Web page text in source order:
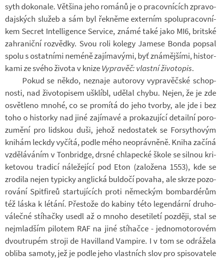
syth do­ko­nale. Vět­šina jeho ro­mánů je o pra­cov­ní­cích zpra­vo­
daj­ských slu­žeb a sám byl řek­něme ex­ter­ním spo­lu­pra­cov­ní­
kem Secret In­tel­li­gence Ser­vice, známé také jako MI6, brit­ské
za­hra­niční roz­vědky. Svou roli ko­legy Ja­mese Bonda po­psal
spolu s ostat­ními neméně za­jí­ma­vými, byť zná­měj­šími, his­tor­
kami ze svého ži­vota v knizeVy­pra­věč: vlastní ži­vo­to­pis.
Pokud se někdo, ne­znaje au­to­rovy vy­pra­věč­ské schop­
nosti, nad ži­vo­to­pi­sem ušklíbl, udě­lal chybu. Nejen, že je zde
osvět­leno mnohé, co se pro­mítá do jeho tvorby, ale jde i bez
toho o his­torky nad jiné za­jí­mavé a pro­ka­zu­jící de­tailní po­ro­
zu­mění pro lid­skou duši, jehož ne­do­sta­tek se For­sy­tho­vým
kni­hám lec­kdy vy­čítá, podle mého ne­o­práv­něně. Kniha za­číná
vzdě­lá­vá­ním v Tonbridge, drsné chla­pecké škole se sil­nou kri­
ke­to­vou tra­dicí ná­le­že­jící pod Eton (za­lo­žena 1553), kde se
zro­dila nejen ty­picky an­g­lická bul­dočí po­vaha, ale skrze po­zo­
ro­vání Spit­fi­reů star­tu­jí­cích proti ně­mec­kým bom­bar­dé­rům
též láska k lé­tání. Přes­tože do ka­biny této le­gen­dární dru­ho­
vá­lečné stí­hačky usedl až o mnoho de­se­ti­letí poz­ději, stal se
nejmlad­ším pi­lo­tem RAF na jiné stí­hačce - jed­no­mo­to­ro­vém
dvou­trupém stroji de Ha­villand Vam­pire. I v tom se od­rá­žela
ob­liba sa­moty, jež je podle jeho vlast­ních slov pro spi­so­va­tele